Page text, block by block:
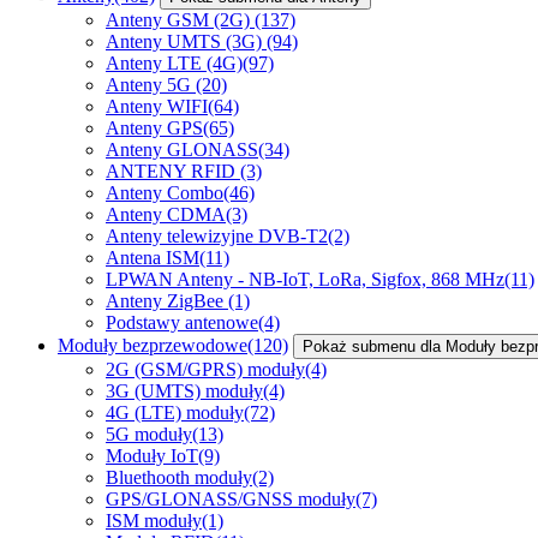
Anteny GSM (2G) (137)
Anteny UMTS (3G) (94)
Anteny LTE (4G)(97)
Anteny 5G (20)
Anteny WIFI(64)
Anteny GPS(65)
Anteny GLONASS(34)
ANTENY RFID (3)
Anteny Combo(46)
Anteny CDMA(3)
Anteny telewizyjne DVB-T2(2)
Antena ISM(11)
LPWAN Anteny - NB-IoT, LoRa, Sigfox, 868 MHz(11)
Anteny ZigBee (1)
Podstawy antenowe(4)
Moduły bezprzewodowe(120) Pokaż submenu dla Moduły
2G (GSM/GPRS) moduły(4)
3G (UMTS) moduły(4)
4G (LTE) moduły(72)
5G moduły(13)
Moduły IoT(9)
Bluethooth moduły(2)
GPS/GLONASS/GNSS moduły(7)
ISM moduły(1)